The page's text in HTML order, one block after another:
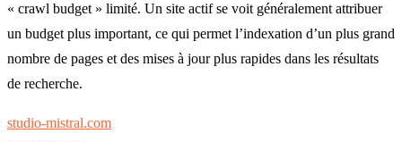
« crawl budget » limité. Un site actif se voit généralement attribuer
un budget plus important, ce qui permet l’indexation d’un plus grand
nombre de pages et des mises à jour plus rapides dans les résultats
de recherche.
studio-mistral.com